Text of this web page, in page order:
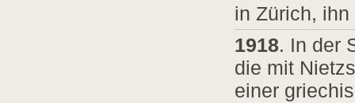
in Zürich,
1918. In der
die mit
einer